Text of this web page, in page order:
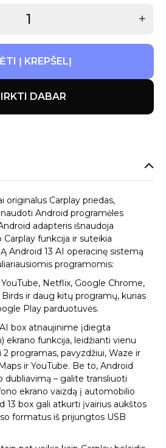
+
Į KREPŠELĮ
DABAR
originalus Carplay priedas,
Android programėles
adapteris išnaudoja
funkcija ir suteikia
Android 13 AI operacinę sistemą
programomis:
Netflix, Google Chrome,
ir daug kitų programų, kurias
Play parduotuvės.
box atnaujinime įdiegta
ekrano funkcija, leidžianti vienu
programas, pavyzdžiui, Waze ir
ir YouTube. Be to, Android
dubliavimą – galite transliuoti
ekrano vaizdą į automobilio
13 box gali atkurti įvairius aukštos
formatus iš prijungtos USB